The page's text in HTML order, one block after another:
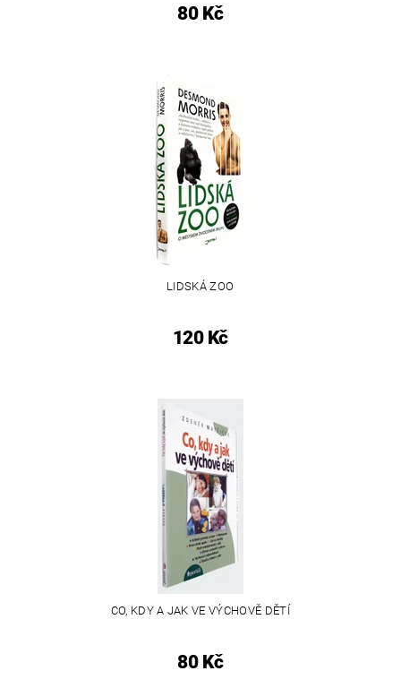
80 Kč
LIDSKÁ ZOO
120 Kč
CO, KDY A JAK VE VÝCHOVĚ DĚTÍ
80 Kč